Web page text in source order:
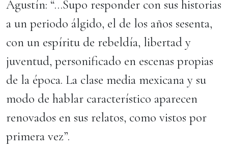
Agustín: “…Supo responder con sus historias
a un periodo álgido, el de los años sesenta,
con un espíritu de rebeldía, libertad y
juventud, personificado en escenas propias
de la época. La clase media mexicana y su
modo de hablar característico aparecen
renovados en sus relatos, como vistos por
primera vez”.